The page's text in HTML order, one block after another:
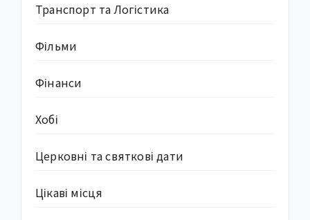
Транспорт та Логістика
Фільми
Фінанси
Хобі
Церковні та святкові дати
Цікаві місця